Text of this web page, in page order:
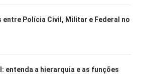
entre Polícia Civil, Militar e Federal no
entenda a hierarquia e as funções